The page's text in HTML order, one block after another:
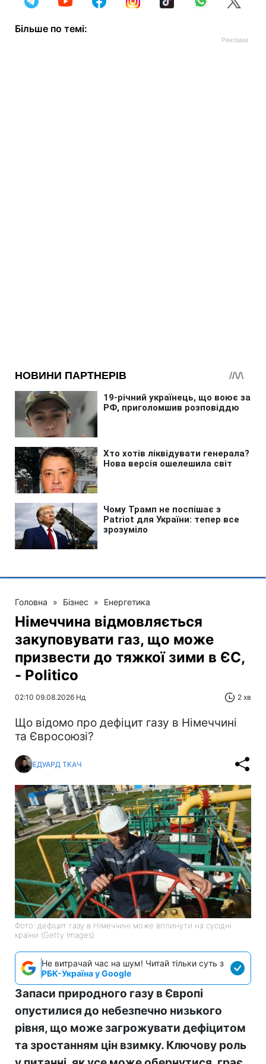
Більше по темі:
Головна » Бізнес » Енергетика
Німеччина відмовляється
закуповувати газ, що може
призвести до тяжкої зими в ЄС,
- Politico
02:10 09.08.2026 Нд 2 хв
Що відомо про дефіцит газу в Німеччині
та Євросоюзі?
ЕДУАРД ТКАЧ
Фото: дефіцит газу в Німеччині може вплинути на сусідні
країни (Getty Images)
Не витрачай час на шум! Читай тільки суть з
РБК-Україна у Google
Запаси природного газу в Європі
опустилися до небезпечно низького
рівня, що може загрожувати дефіцитом
та зростанням цін взимку. Ключову роль